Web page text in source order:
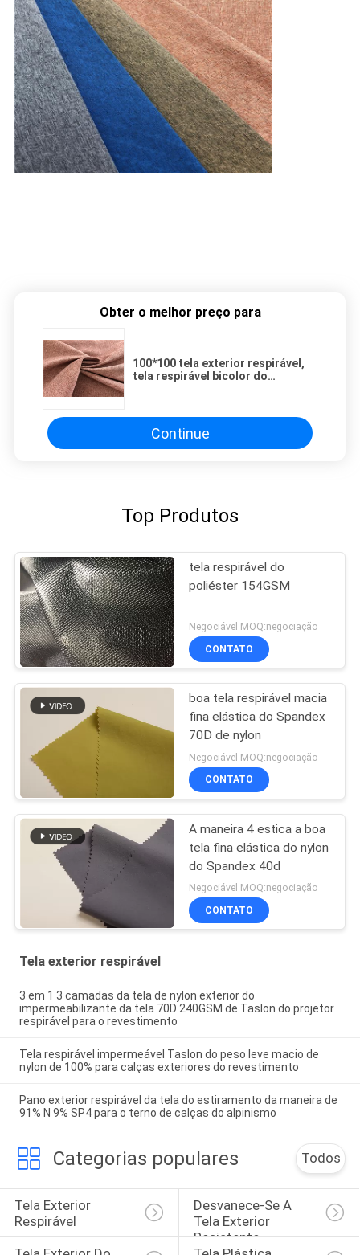
Obter o melhor preço para
100*100 tela exterior respirável,
tela respirável bicolor do
Continue
Top Produtos
tela respirável do
poliéster 154GSM
Negociável MOQ:negociação
CONTATO
boa tela respirável macia
fina elástica do Spandex
70D de nylon
Negociável MOQ:negociação
CONTATO
A maneira 4 estica a boa
tela fina elástica do nylon
do Spandex 40d
Negociável MOQ:negociação
CONTATO
Tela exterior respirável
3 em 1 3 camadas da tela de nylon exterior do
impermeabilizante da tela 70D 240GSM de Taslon do projetor
respirável para o revestimento
Tela respirável impermeável Taslon do peso leve macio de
nylon de 100% para calças exteriores do revestimento
Pano exterior respirável da tela do estiramento da maneira de
91% N 9% SP4 para o terno de calças do alpinismo
Categorias populares Todos
Tela Exterior
Respirável
Desvanece-Se A
Tela Exterior
Resistente